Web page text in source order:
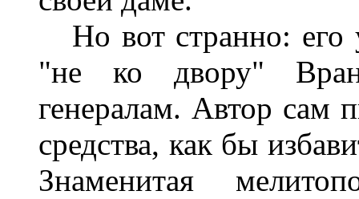
Но вот странно: его
"не ко двору"
генералам. Автор сам
средства, как бы
Знаменитая